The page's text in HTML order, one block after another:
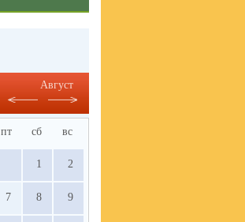
Август
пт сб вс
1 2
7 8 9